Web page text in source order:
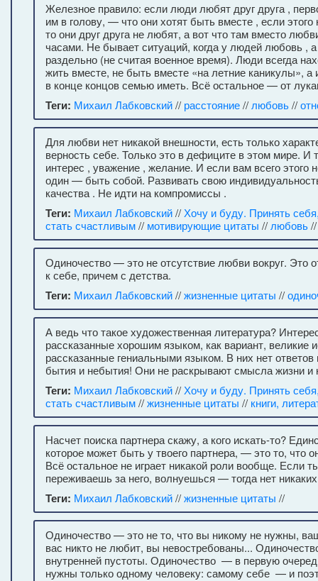
Железное правило: если люди любят друг друга ,
им в голову, — что они хотят быть вместе , если этого
то они друг друга не любят, а вот что там вместо
часами. Не бывает ситуаций, когда у людей любовь ,
раздельно (не считая военное время). Люди всегда
жить вместе, не быть вместе «на летние каникулы», а
в конце концов семью иметь. Всё остальное — от
Теги: Михаил Лабковский// расстояние// любовь//
Для любви нет никакой внешности, есть только
верность себе. Только это в дефиците в этом мире. И
интерес , уважение , желание. И если вам всего этого
один — быть собой. Развивать свою
качества . Не идти на компромиссы .
Теги: Михаил Лабковский// Хочу и буду. Принять
стать счастливым// мотивирующие цитаты // любовь//
Одиночество — это не отсутствие любви вокруг. Это
к себе, причем с детства.
Теги: Михаил Лабковский//жизненные цитаты //
А ведь что такое художественная литература?
рассказанные хорошим языком, как вариант, великие
рассказанные гениальными языком. В них нет
бытия и небытия! Они не раскрывают смысла жизни и
Теги: Михаил Лабковский// Хочу и буду. Принять
стать счастливым//жизненные цитаты // книги,
Насчет поиска партнера скажу, а кого искать-то?
которое может быть у твоего партнера, — это то, что
Всё остальное не играет никакой роли вообще. Если
переживаешь за него, волнуешься — тогда нет
Теги: Михаил Лабковский//жизненные цитаты //
Одиночество — это не то, что вы никому не нужны,
вас никто не любит, вы невостребованы...
внутренней пустоты. Одиночество — в первую
нужны только одному человеку: самому себе — и